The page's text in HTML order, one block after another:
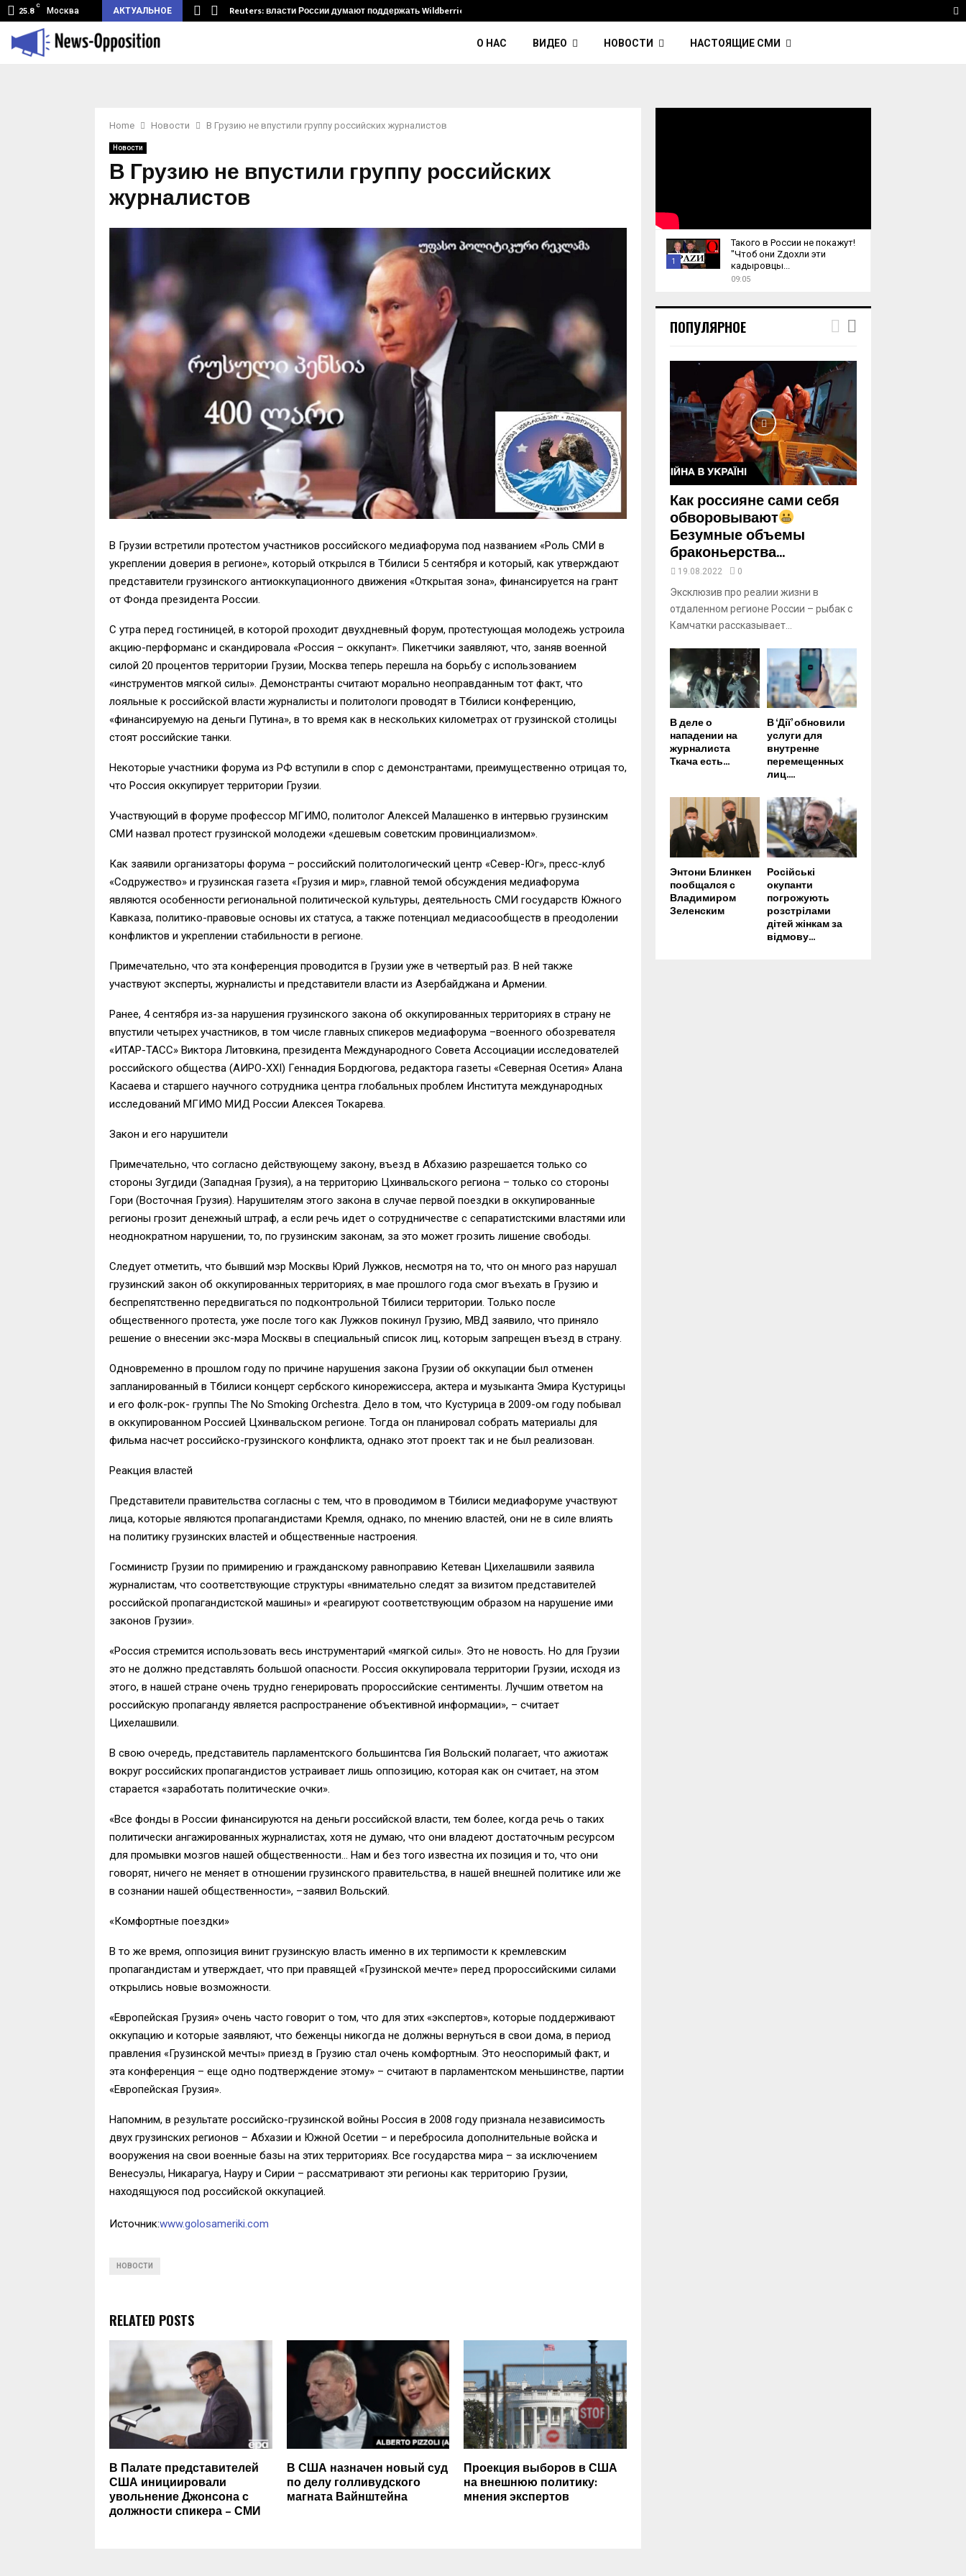
25.8
C
Москва АКТУАЛЬНОЕ
туннель из Беларуси.… Reuters: власти России думают поддержать Wildberries и его…
О НАС ВИДЕО НОВОСТИ НАСТОЯЩИЕ СМИ
Home Новости В Грузию не впустили группу российских журналистов
Новости
В Грузию не впустили группу российских
журналистов
В Грузии встретили протестом участников российского медиафорума под названием «Роль СМИ в
укреплении доверия в регионе», который открылся в Тбилиси 5 сентября и который, как утверждают
представители грузинского антиоккупационного движения «Открытая зона», финансируется на грант
от Фонда президента России.
С утра перед гостиницей, в которой проходит двухдневный форум, протестующая молодежь устроила
акцию-перформанс и скандировала «Россия – оккупант». Пикетчики заявляют, что, заняв военной
силой 20 процентов территории Грузии, Москва теперь перешла на борьбу c использованием
«инструментов мягкой силы». Демонстранты считают морально неоправданным тот факт, что
лояльные к российской власти журналисты и политологи проводят в Тбилиси конференцию,
«финансируемую на деньги Путина», в то время как в нескольких километрах от грузинской столицы
стоят российские танки.
Некоторые участники форума из РФ вступили в спор с демонстрантами, преимущественно отрицая то,
что Россия оккупирует территории Грузии.
Участвующий в форуме профессор МГИМО, политолог Алексей Малашенко в интервью грузинским
СМИ назвал протест грузинской молодежи «дешевым советским провинциализмом».
Как заявили организаторы форума – российский политологический центр «Север-Юг», пресс-клуб
«Содружество» и грузинская газета «Грузия и мир», главной темой обсуждения медиафорума
являются особенности региональной политической культуры, деятельность СМИ государств Южного
Кавказа, политико-правовые основы их статуса, а также потенциал медиасообществ в преодолении
конфликтов и укреплении стабильности в регионе.
Примечательно, что эта конференция проводится в Грузии уже в четвертый раз. В ней также
участвуют эксперты, журналисты и представители власти из Азербайджана и Армении.
Ранее, 4 сентября из-за нарушения грузинского закона об оккупированных территориях в страну не
впустили четырех участников, в том числе главных спикеров медиафорума –военного обозревателя
«ИТАР-ТАСС» Виктора Литовкина, президента Международного Совета Ассоциации исследователей
российского общества (АИРО-XXI) Геннадия Бордюгова, редактора газеты «Северная Осетия» Алана
Касаева и старшего научного сотрудника центра глобальных проблем Института международных
исследований МГИМО МИД России Алексея Токарева.
Закон и его нарушители
Примечательно, что согласно действующему закону, въезд в Абхазию разрешается только со
стороны Зугдиди (Западная Грузия), а на территорию Цхинвальского региона – только со стороны
Гори (Восточная Грузия). Нарушителям этого закона в случае первой поездки в оккупированные
регионы грозит денежный штраф, а если речь идет о сотрудничестве с сепаратистскими властями или
неоднократном нарушении, то, по грузинским законам, за это может грозить лишение свободы.
Следует отметить, что бывший мэр Москвы Юрий Лужков, несмотря на то, что он много раз нарушал
грузинский закон об оккупированных территориях, в мае прошлого года смог въехать в Грузию и
беспрепятственно передвигаться по подконтрольной Тбилиси территории. Только после
общественного протеста, уже после того как Лужков покинул Грузию, МВД заявило, что приняло
решение о внесении экс-мэра Москвы в специальный список лиц, которым запрещен въезд в страну.
Одновременно в прошлом году по причине нарушения закона Грузии об оккупации был отменен
запланированный в Тбилиси концерт сербского кинорежиссера, актера и музыканта Эмира Кустурицы
и его фолк-рок- группы The No Smoking Orchestra. Дело в том, что Кустурица в 2009-ом году побывал
в оккупированном Россией Цхинвальском регионе. Тогда он планировал собрать материалы для
фильма насчет российско-грузинского конфликта, однако этот проект так и не был реализован.
Реакция властей
Представители правительства согласны с тем, что в проводимом в Тбилиси медиафоруме участвуют
лица, которые являются пропагандистами Кремля, однако, по мнению властей, они не в силе влиять
на политику грузинских властей и общественные настроения.
Госминистр Грузии по примирению и гражданскому равноправию Кетеван Цихелашвили заявила
журналистам, что соответствующие структуры «внимательно следят за визитом представителей
российской пропагандистской машины» и «реагируют соответствующим образом на нарушение ими
законов Грузии».
«Россия стремится использовать весь инструментарий «мягкой силы». Это не новость. Но для Грузии
это не должно представлять большой опасности. Россия оккупировала территории Грузии, исходя из
этого, в нашей стране очень трудно генерировать пророссийские сентименты. Лучшим ответом на
российскую пропаганду является распространение объективной информации», – считает
Цихелашвили.
В свою очередь, представитель парламентского большинтсва Гия Вольский полагает, что ажиотаж
вокруг российских пропагандистов устраивает лишь оппозицию, которая как он считает, на этом
старается «заработать политические очки».
«Все фонды в России финансируются на деньги российской власти, тем более, когда речь о таких
политически ангажированных журналистах, хотя не думаю, что они владеют достаточным ресурсом
для промывки мозгов нашей общественности… Нам и без того известна их позиция и то, что они
говорят, ничего не меняет в отношении грузинского правительства, в нашей внешней политике или же
в сознании нашей общественности», –заявил Вольский.
«Комфортные поездки»
В то же время, оппозиция винит грузинскую власть именно в их терпимости к кремлевским
пропагандистам и утверждает, что при правящей «Грузинской мечте» перед пророссийскими силами
открылись новые возможности.
«Европейская Грузия» очень часто говорит о том, что для этих «экспертов», которые поддерживают
оккупацию и которые заявляют, что беженцы никогда не должны вернуться в свои дома, в период
правления «Грузинской мечты» приезд в Грузию стал очень комфортным. Это неоспоримый факт, и
эта конференция – еще одно подтверждение этому» – считают в парламентском меньшинстве, партии
«Европейская Грузия».
Напомним, в результате российско-грузинской войны Россия в 2008 году признала независимость
двух грузинских регионов – Абхазии и Южной Осетии – и перебросила дополнительные войска и
вооружения на свои военные базы на этих территориях. Все государства мира – за исключением
Венесуэлы, Никарагуа, Науру и Сирии – рассматривают эти регионы как территорию Грузии,
находящуюся под российской оккупацией.
Источник:www.golosameriki.com
НОВОСТИ
RELATED POSTS
В Палате представителей
США инициировали
увольнение Джонсона с
должности спикера – СМИ
В США назначен новый суд
по делу голливудского
магната Вайнштейна
Проекция выборов в США
на внешнюю политику:
мнения экспертов
1
u
m
u
b
e
Такого в России не покажут!
"Чтоб они Zдохли эти
кадыровцы...
09:05
ПОПУЛЯРНОЕ
Как россияне сами себя
обворовывают
Безумные объемы
браконьерства...
19.08.2022 0
Эксклюзив про реалии жизни в
отдаленном регионе России – рыбак с
Камчатки рассказывает...
В деле о
нападении на
журналиста
Ткача есть...
В ‘Дії’ обновили
услуги для
внутренне
перемещенных
лиц....
Энтони Блинкен
пообщался с
Владимиром
Зеленским
Російські
окупанти
погрожують
розстрілами
дітей жінкам за
відмову...